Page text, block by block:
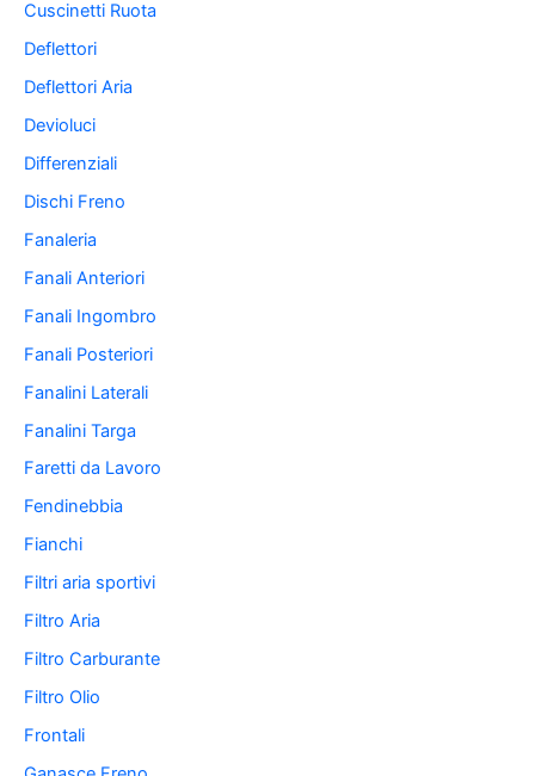
Cuscinetti Ruota
Deflettori
Deflettori Aria
Devioluci
Differenziali
Dischi Freno
Fanaleria
Fanali Anteriori
Fanali Ingombro
Fanali Posteriori
Fanalini Laterali
Fanalini Targa
Faretti da Lavoro
Fendinebbia
Fianchi
Filtri aria sportivi
Filtro Aria
Filtro Carburante
Filtro Olio
Frontali